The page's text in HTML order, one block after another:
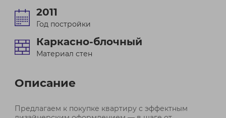
2011
Год постройки
Каркасно-блочный
Материал стен
Описание
Предлагаем к покупке квартиру с эффектным